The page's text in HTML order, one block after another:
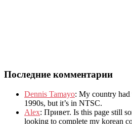
Последние комментарии
Dennis Tamayo: My country had
1990s, but it’s in NTSC.
Alex: Привет. Is this page still
looking to complete my korean